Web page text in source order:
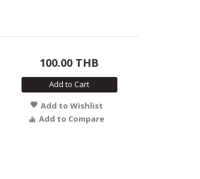
100.00 THB
Add to Cart
Add to Wishlist
Add to Compare